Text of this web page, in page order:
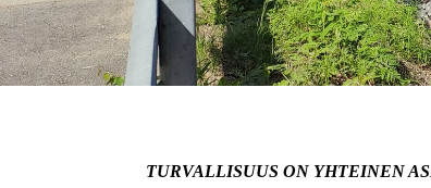
TURVALLISUUS ON YHTEINEN